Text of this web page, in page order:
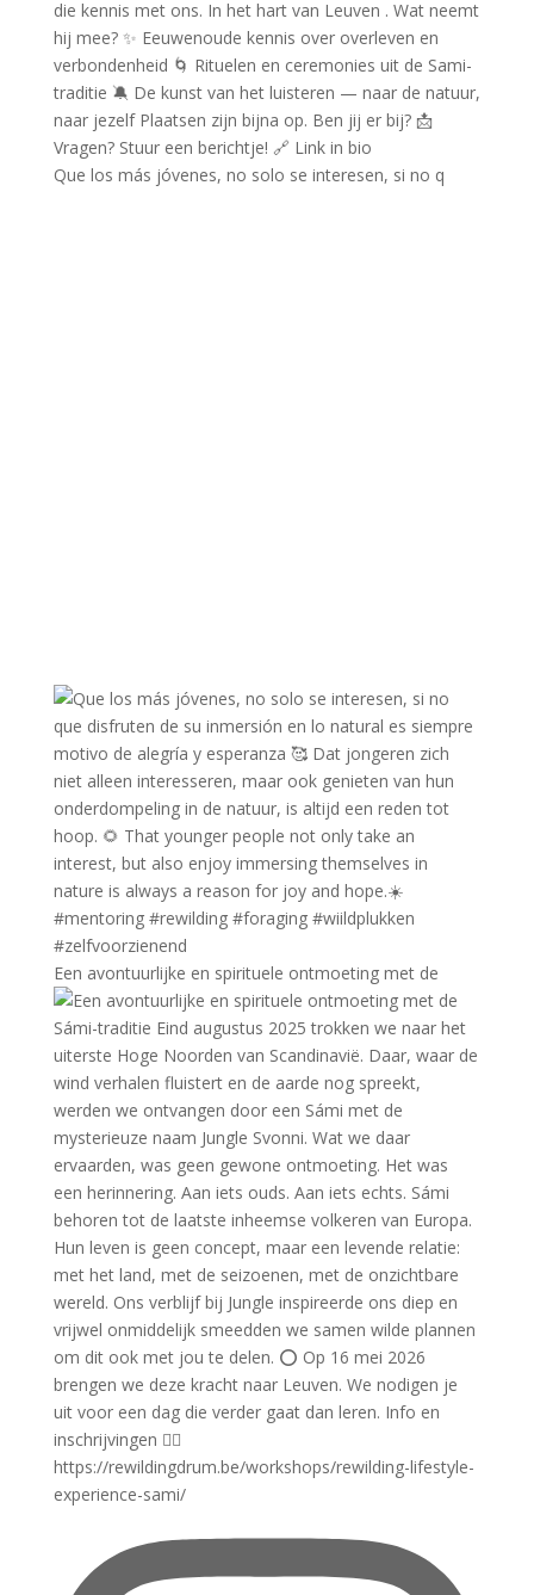
Que los más jóvenes, no solo se interesen, si no q
Een avontuurlijke en spirituele ontmoeting met de